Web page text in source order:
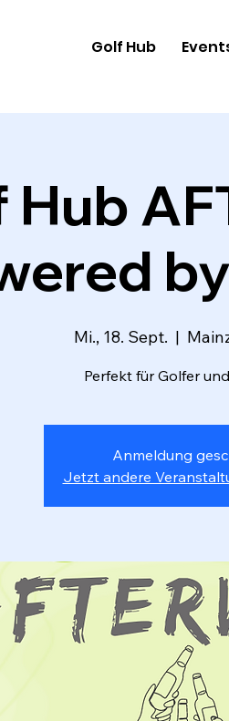
Golf Hub
Hub
Mi., 18. Sept.
  |
Perfekt für Golfer
Anmeldung
Jetzt andere